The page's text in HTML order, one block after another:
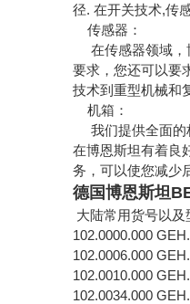
径. 在开关技术,传
传感器：
在传感器领域，
要求，您还可以要
技术到重型机械和
机箱：
我们提供全面的
在博恩斯坦有着良
务，可以使您减少
德国博恩斯坦
大陆常用货号以及
102.0000.000
102.0006.000
102.0010.000
102.0034.000